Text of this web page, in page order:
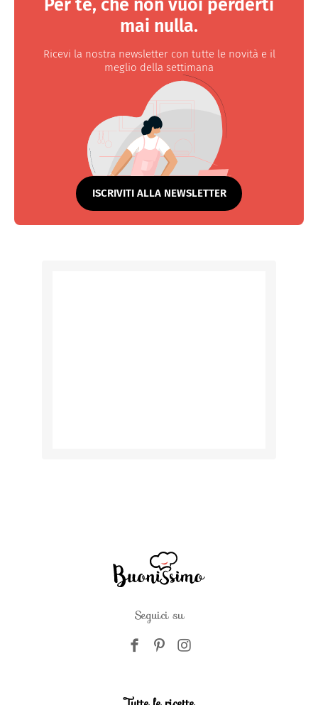
Per te, che non vuoi perderti
mai nulla.
Ricevi la nostra newsletter con tutte le novità e il
meglio della settimana
ISCRIVITI ALLA NEWSLETTER
Seguici su